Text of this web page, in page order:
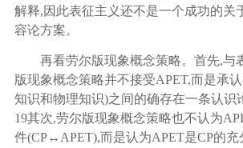
解释,因此表征主义还不是一个成功的关
容论方案。
再看劳尔版现象概念策略。首先,与
版现象概念策略并不接受APET,而是承
知识和物理知识)之间的确存在一条认识
19其次,劳尔版现象概念策略也不认为
件(CP↔APET),而是认为APET是CP的